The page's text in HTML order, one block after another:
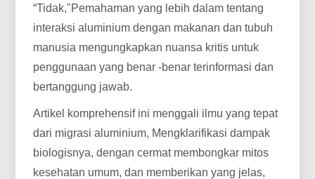
“Tidak,"Pemahaman yang lebih dalam tentang
interaksi aluminium dengan makanan dan tubuh
manusia mengungkapkan nuansa kritis untuk
penggunaan yang benar -benar terinformasi dan
bertanggung jawab.
Artikel komprehensif ini menggali ilmu yang tepat
dari migrasi aluminium, Mengklarifikasi dampak
biologisnya, dengan cermat membongkar mitos
kesehatan umum, dan memberikan yang jelas,